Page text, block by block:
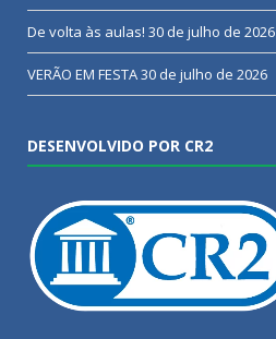
De volta às aulas! 30 de julho de 2026
VERÃO EM FESTA30 de julho de 2026
DESENVOLVIDO POR CR2